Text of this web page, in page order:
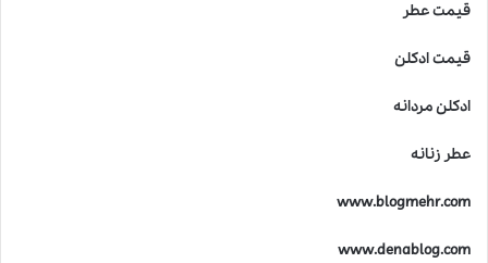
قیمت عطر
قیمت ادکلن
ادکلن مردانه
عطر زنانه
www.blogmehr.com
www.denablog.com